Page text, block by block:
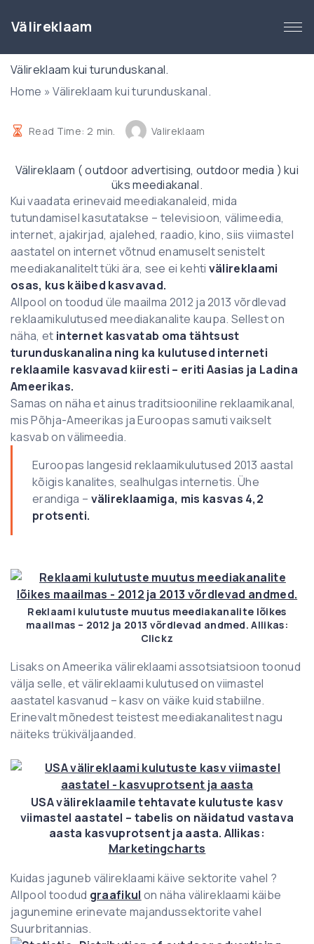
p
Välireklaam
Välireklaam kui turunduskanal.
Home »Välireklaam kui turunduskanal.
Read Time: 2 min. Valireklaam
Välireklaam ( outdoor advertising, outdoor media ) kui
üks meediakanal.
Kui vaadata erinevaid meediakanaleid, mida
tutundamisel kasutatakse – televisioon, välimeedia,
internet, ajakirjad, ajalehed, raadio, kino, siis viimastel
aastatel on internet võtnud enamuselt senistelt
meediakanalitelt tüki ära, see ei kehti välireklaami
osas, kus käibed kasvavad.
Allpool on toodud üle maailma 2012 ja 2013 võrdlevad
reklaamikulutused meediakanalite kaupa. Sellest on
näha, et internet kasvatab oma tähtsust
turunduskanalina ning ka kulutused interneti
reklaamile kasvavad kiiresti – eriti Aasias ja Ladina
Ameerikas.
Samas on näha et ainus traditsiooniline reklaamikanal,
mis Põhja-Ameerikas ja Euroopas samuti vaikselt
kasvab on välimeedia.
Euroopas langesid reklaamikulutused 2013 aastal
kõigis kanalites, sealhulgas internetis. Ühe
erandiga – välireklaamiga, mis kasvas 4,2
protsenti.
Reklaami kulutuste muutus meediakanalite lõikes
maailmas – 2012 ja 2013 võrdlevad andmed. Allikas:
Clickz
Lisaks on Ameerika välireklaami assotsiatsioon toonud
välja selle, et välireklaami kulutused on viimastel
aastatel kasvanud – kasv on väike kuid stabiilne.
Erinevalt mõnedest teistest meediakanalitest nagu
näiteks trükiväljaanded.
USA välireklaamile tehtavate kulutuste kasv
viimastel aastatel – tabelis on näidatud vastava
aasta kasvuprotsent ja aasta. Allikas:
Marketingcharts
Kuidas jaguneb välireklaami käive sektorite vahel ?
Allpool toodud graafikul on näha välireklaami käibe
jagunemine erinevate majandussektorite vahel
Suurbritannias.